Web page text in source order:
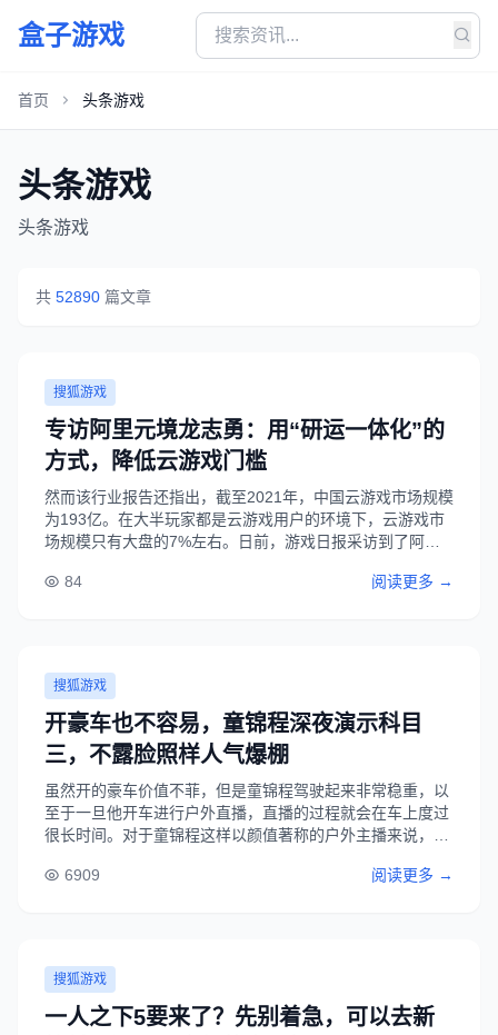
盒子游戏
首页 头条游戏
头条游戏
头条游戏
共 52890 篇文章
搜狐游戏
专访阿里元境龙志勇：用“研运一体化”的
方式，降低云游戏门槛
然而该行业报告还指出，截至2021年，中国云游戏市场规模
为193亿。在大半玩家都是云游戏用户的环境下，云游戏市
场规模只有大盘的7%左右。日前，游戏日报采访到了阿里
发者入局门槛等行业问题进行了深入交流。...
84 阅读更多 →
搜狐游戏
开豪车也不容易，童锦程深夜演示科目
三，不露脸照样人气爆棚
虽然开的豪车价值不菲，但是童锦程驾驶起来非常稳重，以
至于一旦他开车进行户外直播，直播的过程就会在车上度过
很长时间。对于童锦程这样以颜值著称的户外主播来说，长
未来更多的精彩，继续创造户外主播圈的神话。...
6909 阅读更多 →
搜狐游戏
一人之下5要来了？先别着急，可以去新